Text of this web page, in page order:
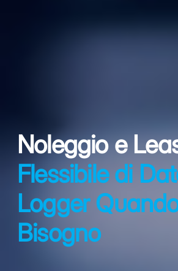
Noleggio e
Flessibile di
Logger
Bisogno